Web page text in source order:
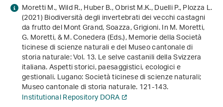
Moretti M., Wild R., Huber B., Obrist M.K., Duelli P., Plozza L.
(2021) Biodiversità degli invertebrati dei vecchi castagni
da frutto del Mont Grand, Soazza, Grigioni. In M. Moretti,
G. Moretti, & M. Conedera (Eds.),Memorie della Società
ticinese di scienze naturali e del Museo cantonale di
storia naturale: Vol. 13.Le selve castanili della Svizzera
italiana. Aspetti storici, paesaggistici, ecologici e
gestionali. Lugano: Società ticinese di scienze naturali;
Museo cantonale di storia naturale. 121-143.
Institutional Repository DORA